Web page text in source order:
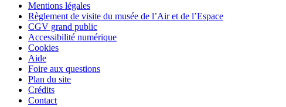
Mentions légales
Règlement de visite du musée de l’Air et de l’Espace
CGV grand public
Accessibilité numérique
Cookies
Aide
Foire aux questions
Plan du site
Crédits
Contact